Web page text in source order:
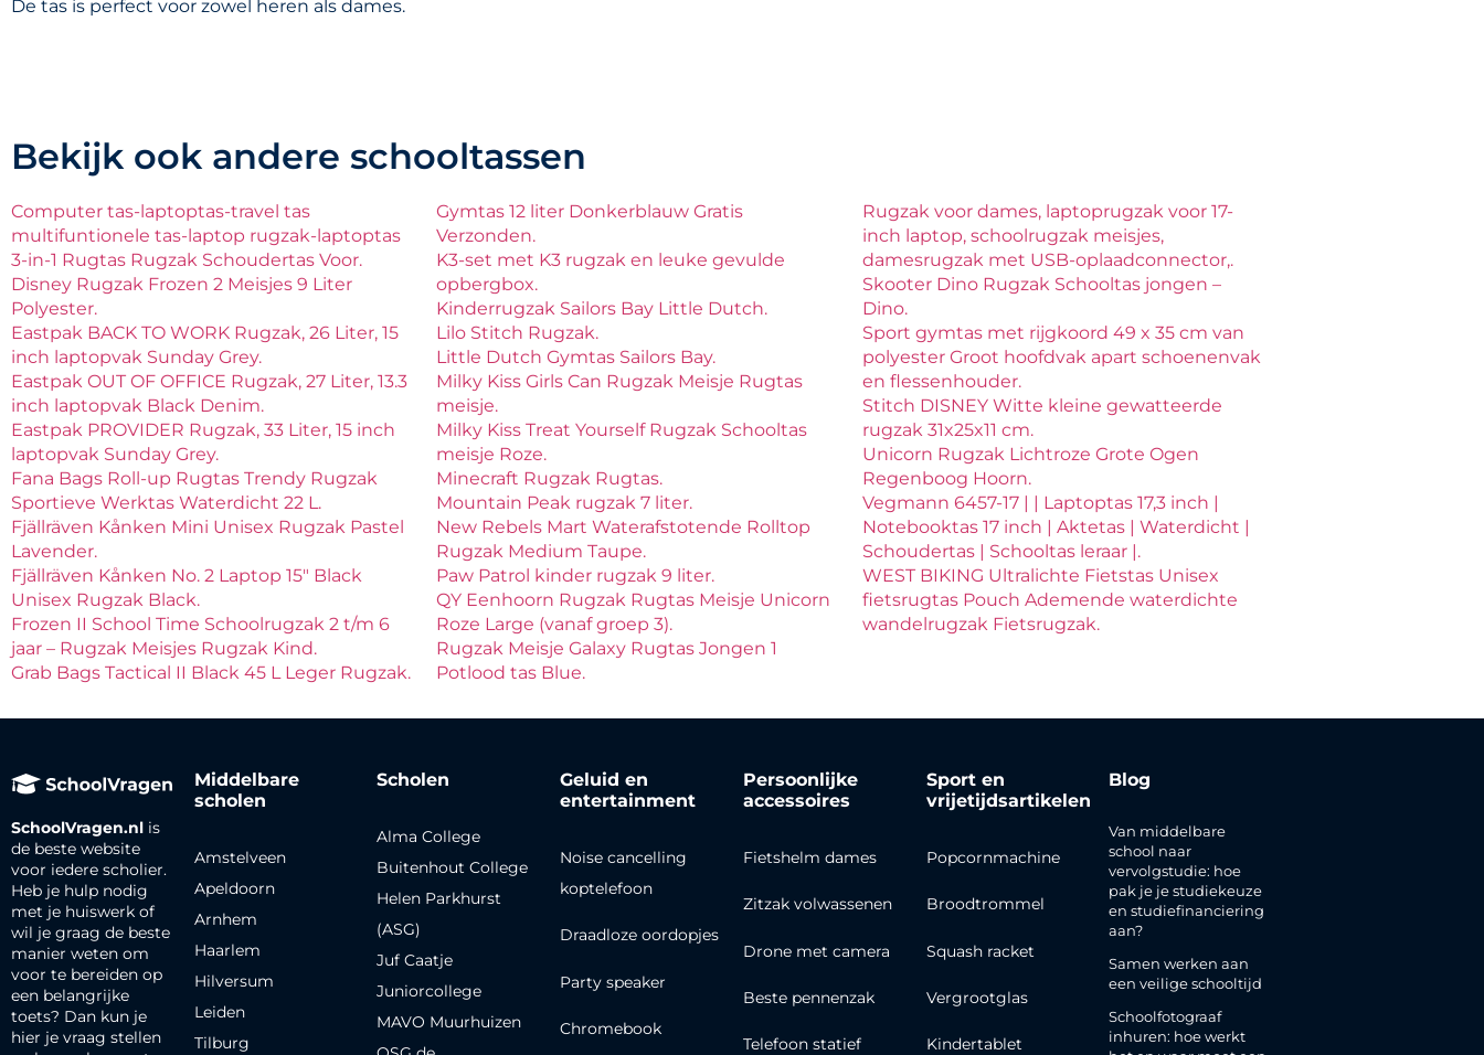
De tas is perfect voor zowel heren als dames.
Bekijk ook andere schooltassen
Computer tas-laptoptas-travel tas
multifuntionele tas-laptop rugzak-laptoptas
3-in-1 Rugtas Rugzak Schoudertas Voor.
Disney Rugzak Frozen 2 Meisjes 9 Liter
Polyester.
Eastpak BACK TO WORK Rugzak, 26 Liter, 15
inch laptopvak Sunday Grey.
Eastpak OUT OF OFFICE Rugzak, 27 Liter, 13.3
inch laptopvak Black Denim.
Eastpak PROVIDER Rugzak, 33 Liter, 15 inch
laptopvak Sunday Grey.
Fana Bags Roll-up Rugtas Trendy Rugzak
Sportieve Werktas Waterdicht 22 L.
Fjällräven Kånken Mini Unisex Rugzak Pastel
Lavender.
Fjällräven Kånken No. 2 Laptop 15″ Black
Unisex Rugzak Black.
Frozen II School Time Schoolrugzak 2 t/m 6
jaar – Rugzak Meisjes Rugzak Kind.
Grab Bags Tactical II Black 45 L Leger Rugzak.
Gymtas 12 liter Donkerblauw Gratis
Verzonden.
K3-set met K3 rugzak en leuke gevulde
opbergbox.
Kinderrugzak Sailors Bay Little Dutch.
Lilo Stitch Rugzak.
Little Dutch Gymtas Sailors Bay.
Milky Kiss Girls Can Rugzak Meisje Rugtas
meisje.
Milky Kiss Treat Yourself Rugzak Schooltas
meisje Roze.
Minecraft Rugzak Rugtas.
Mountain Peak rugzak 7 liter.
New Rebels Mart Waterafstotende Rolltop
Rugzak Medium Taupe.
Paw Patrol kinder rugzak 9 liter.
QY Eenhoorn Rugzak Rugtas Meisje Unicorn
Roze Large (vanaf groep 3).
Rugzak Meisje Galaxy Rugtas Jongen 1
Potlood tas Blue.
Rugzak voor dames, laptoprugzak voor 17-
inch laptop, schoolrugzak meisjes,
damesrugzak met USB-oplaadconnector,.
Skooter Dino Rugzak Schooltas jongen –
Dino.
Sport gymtas met rijgkoord 49 x 35 cm van
polyester Groot hoofdvak apart schoenenvak
en flessenhouder.
Stitch DISNEY Witte kleine gewatteerde
rugzak 31x25x11 cm.
Unicorn Rugzak Lichtroze Grote Ogen
Regenboog Hoorn.
Vegmann 6457-17 | | Laptoptas 17,3 inch |
Notebooktas 17 inch | Aktetas | Waterdicht |
Schoudertas | Schooltas leraar |.
WEST BIKING Ultralichte Fietstas Unisex
fietsrugtas Pouch Ademende waterdichte
wandelrugzak Fietsrugzak.
SchoolVragen.nl is
de beste website
voor iedere scholier.
Heb je hulp nodig
met je huiswerk of
wil je graag de beste
manier weten om
voor te bereiden op
een belangrijke
toets? Dan kun je
hier je vraag stellen
Middelbare
scholen
Amstelveen
Apeldoorn
Arnhem
Haarlem
Hilversum
Leiden
Tilburg
Scholen
Alma College
Buitenhout College
Helen Parkhurst
(ASG)
Juf Caatje
Juniorcollege
MAVO Muurhuizen
Geluid en
entertainment
Noise cancelling
koptelefoon
Draadloze oordopjes
Party speaker
Chromebook
Persoonlijke
accessoires
Fietshelm dames
Zitzak volwassenen
Drone met camera
Beste pennenzak
Telefoon statief
Sport en
vrijetijdsartikelen
Popcornmachine
Broodtrommel
Squash racket
Vergrootglas
Kindertablet
Blog
Van middelbare
school naar
vervolgstudie: hoe
pak je je studiekeuze
en studiefinanciering
aan?
Samen werken aan
een veilige schooltijd
Schoolfotograaf
inhuren: hoe werkt